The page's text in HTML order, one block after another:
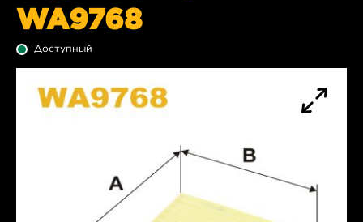
WA9768
Доступный